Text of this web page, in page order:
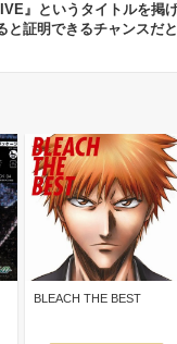
』というタイトルを掲
証明できるチャンスだと
BLEACH THE BEST